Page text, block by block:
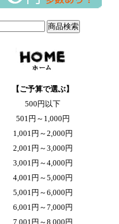
【ご予算で選ぶ】
500円以下
501円～1,000円
1,001円～2,000円
2,001円～3,000円
3,001円～4,000円
4,001円～5,000円
5,001円～6,000円
6,001円～7,000円
7,001円～8,000円